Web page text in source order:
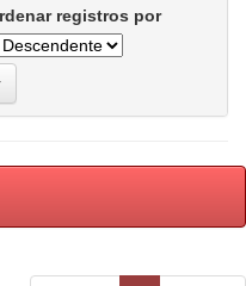
registros por